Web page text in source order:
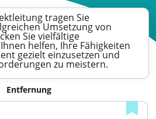
tragen Sie
Umsetzung von
Sie vielfältige
helfen, Ihre Fähigkeiten
gezielt einzusetzen und
zu meistern.
Entfernung